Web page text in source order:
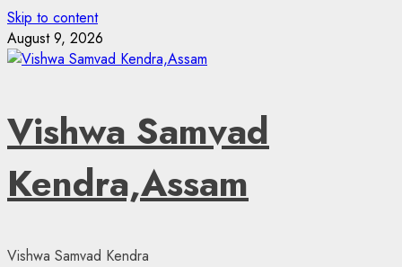
Skip to content
August 9, 2026
Vishwa Samvad
Kendra,Assam
Vishwa Samvad Kendra